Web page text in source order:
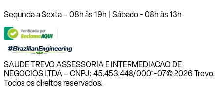
Segunda a Sexta – 08h às 19h | Sábado - 08h às 13h
SAUDE TREVO ASSESSORIA E INTERMEDIACAO DE
NEGOCIOS LTDA – CNPJ: 45.453.448/0001-07© 2026 Trevo.
Todos os direitos reservados.